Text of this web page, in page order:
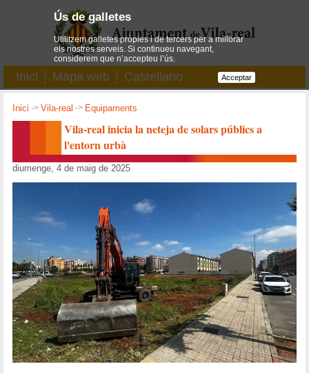
Inici Mapa web Castellano
Inici ->Vila-real -> Equipaments
Vila-real inicia la neteja de solars públics a
l'entorn urbà
diumenge, 4 de maig de 2025
Ús de galletes
Utilitzem galletes pròpies i de tercers per a millorar
els nostres serveis. Si continueu navegant,
considerem que n’accepteu l’ús.
Acceptar